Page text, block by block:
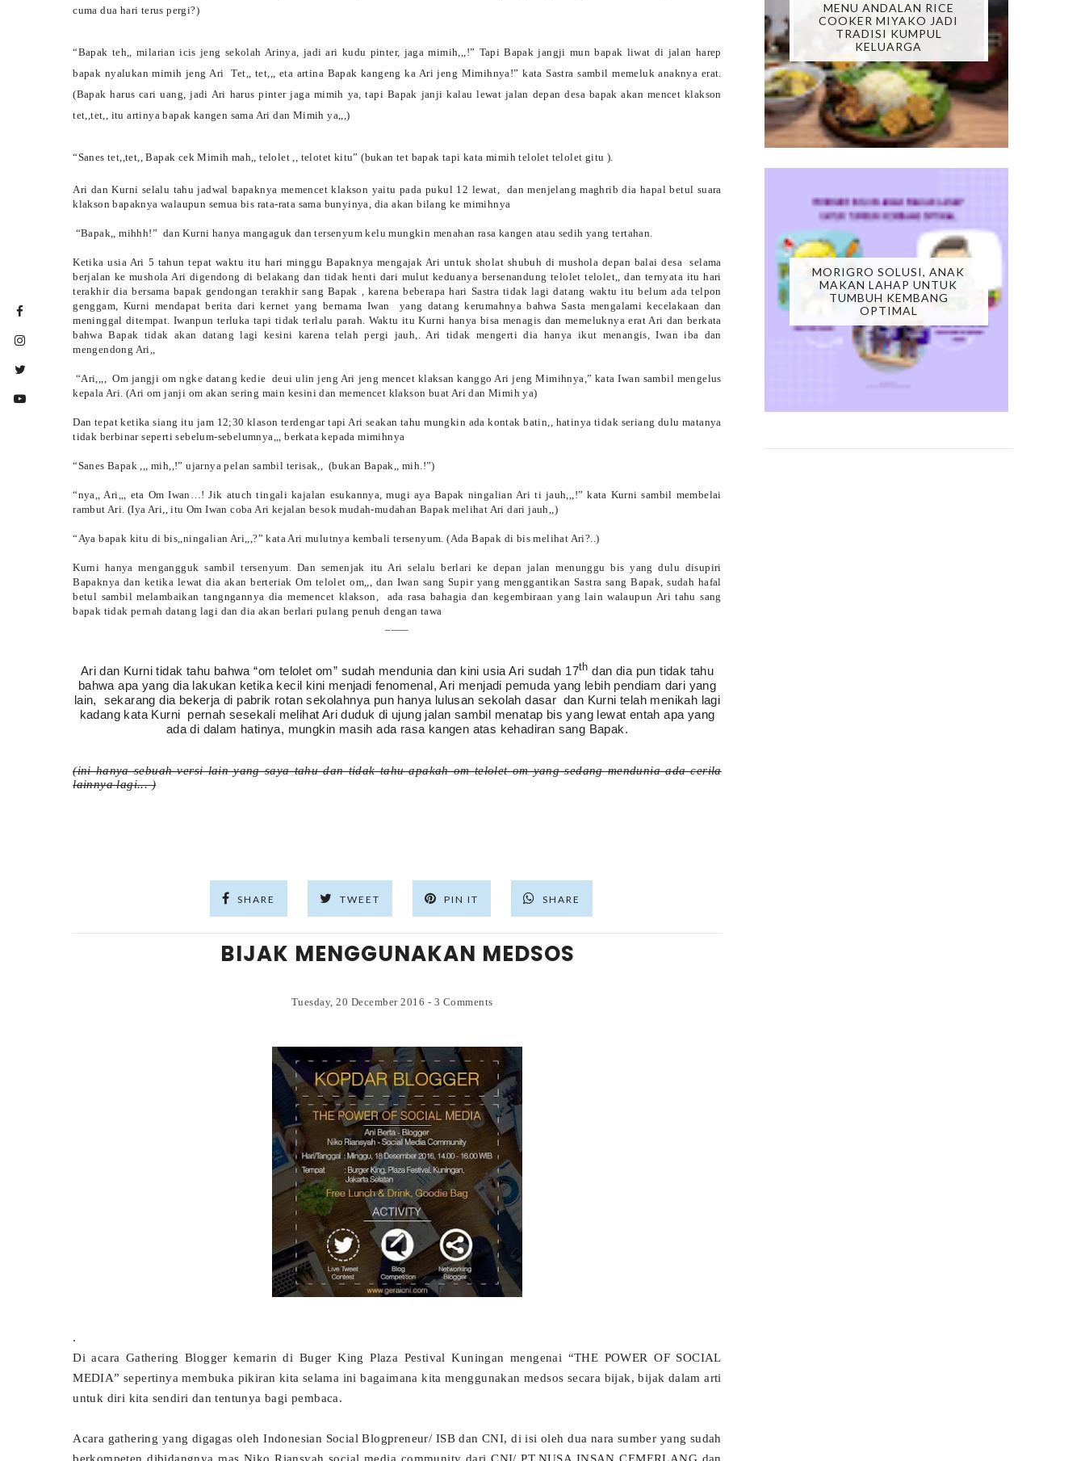
cuma dua hari terus pergi?)
“Bapak teh,, milarian icis jeng sekolah Arinya, jadi ari kudu pinter, jaga mimih,,,!” Tapi Bapak jangji mun bapak liwat di jalan harep
bapak nyalukan mimih jeng Ari
Tet,, tet,,, eta artina Bapak kangeng ka Ari jeng Mimihnya!” kata Sastra sambil memeluk anaknya erat.
(Bapak harus cari uang, jadi Ari harus pinter jaga mimih ya, tapi Bapak janji kalau lewat jalan depan desa bapak akan mencet klakson
tet,,tet,, itu artinya bapak kangen sama Ari dan Mimih ya,,,)
“Sanes tet,,tet,, Bapak cek Mimih mah,, telolet ,, telotet kitu” (bukan tet bapak tapi kata mimih telolet telolet gitu ).
Ari dan Kurni selalu tahu jadwal bapaknya memencet klakson yaitu pada pukul 12 lewat,
dan menjelang maghrib dia hapal betul suara
klakson bapaknya walaupun semua bis rata-rata sama bunyinya, dia akan bilang ke mimihnya
“Bapak,, mihhh!” dan Kurni hanya mangaguk dan tersenyum kelu mungkin menahan rasa kangen atau sedih yang tertahan.
Ketika usia Ari 5 tahun tepat waktu itu hari minggu Bapaknya mengajak Ari untuk sholat shubuh di mushola depan balai desa
selama
berjalan ke mushola Ari digendong di belakang dan tidak henti dari mulut keduanya bersenandung telolet telolet,, dan ternyata itu hari
terakhir dia bersama bapak gendongan terakhir sang Bapak , karena beberapa hari Sastra tidak lagi datang waktu itu belum ada telpon
genggam, Kurni mendapat berita dari kernet yang bernama Iwan
yang datang kerumahnya bahwa Sasta mengalami kecelakaan dan
meninggal ditempat. Iwanpun terluka tapi tidak terlalu parah. Waktu itu Kurni hanya bisa menagis dan memeluknya erat Ari dan berkata
bahwa Bapak tidak akan datang lagi kesini karena telah pergi jauh,. Ari tidak mengerti dia hanya ikut menangis, Iwan iba dan
mengendong Ari,,
“Ari ,,,,Om jangji om ngke datang kedie deui ulin jeng Ari jeng mencet klaksan kanggo Ari jeng Mimihnya,” kata Iwan sambil mengelus
kepala Ari. (Ari om janji om akan sering main kesini dan memencet klakson buat Ari dan Mimih ya)
Dan tepat ketika siang itu jam 12;30 klason terdengar tapi Ari seakan tahu mungkin ada kontak batin,, hatinya tidak seriang dulu matanya
tidak berbinar seperti sebelum-sebelumnya,,, berkata kepada mimihnya
“Sanes Bapak ,,, mih,,!” ujarnya pelan sambil terisak,, (bukan Bapak,, mih.!”)
“nya,, Ari,,, eta Om Iwan…! Jik atuch tingali kajalan esukannya, mugi aya Bapak ningalian Ari ti jauh,,,!” kata Kurni sambil membelai
rambut Ari. (Iya Ari,, itu Om Iwan coba Ari kejalan besok mudah-mudahan Bapak melihat Ari dari jauh,,)
“Aya bapak kitu di bis,,ningalian Ari,,,?” kata Ari mulutnya kembali tersenyum. (Ada Bapak di bis melihat Ari?..)
Kurni hanya mengangguk sambil tersenyum. Dan semenjak itu Ari selalu berlari ke depan jalan menunggu bis yang dulu disupiri
Bapaknya dan ketika lewat dia akan berteriak Om telolet om,,, dan Iwan sang Supir yang menggantikan Sastra sang Bapak, sudah hafal
betul sambil melambaikan tangngannya dia memencet klakson,
ada rasa bahagia dan kegembiraan yang lain walaupun Ari tahu sang
bapak tidak pernah datang lagi dan dia akan berlari pulang penuh dengan tawa
Ari dan Kurni tidak tahu bahwa “om telolet om” sudah mendunia dan kini usia Ari sudah 17th dan dia pun tidak tahu
bahwa apa yang dia lakukan ketika kecil kini menjadi fenomenal, Ari menjadi pemuda yang lebih pendiam dari yang
lain,
sekarang dia bekerja di pabrik rotan sekolahnya pun hanya lulusan sekolah dasar dan Kurni telah menikah lagi
kadang kata Kurni pernah sesekali melihat Ari duduk di ujung jalan sambil menatap bis yang lewat entah apa yang
ada di dalam hatinya, mungkin masih ada rasa kangen atas kehadiran sang Bapak.
(ini hanya sebuah versi lain yang saya tahu dan tidak tahu apakah om telolet om yang sedang mendunia ada cerila
lainnya lagi... )
SHARE TWEET PIN IT SHARE
BIJAK MENGGUNAKAN MEDSOS
Tuesday, 20 December 2016 - 3 Comments
.
Di acara Gathering Blogger kemarin di Buger King Plaza Pestival Kuningan mengenai “THE POWER OF SOCIAL
MEDIA” sepertinya membuka pikiran kita selama ini bagaimana kita menggunakan medsos secara bijak, bijak dalam arti
untuk diri kita sendiri dan tentunya bagi pembaca.
Acara gathering yang digagas oleh Indonesian Social Blogpreneur/ ISB dan CNI, di isi oleh dua nara sumber yang sudah
berkompeten dibidangnya mas Niko Riansyah social media community dari CNI/ PT.NUSA INSAN CEMERLANG dan
MENU ANDALAN RICE
COOKER MIYAKO JADI
TRADISI KUMPUL
KELUARGA
MORIGRO SOLUSI, ANAK
MAKAN LAHAP UNTUK
TUMBUH KEMBANG
OPTIMAL